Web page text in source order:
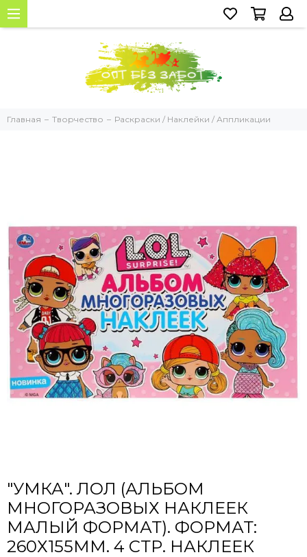
Главная Творчество Раскраски / Наклейки / Аппликации
"УМКА". ЛОЛ (АЛЬБОМ
МНОГОРАЗОВЫХ НАКЛЕЕК
МАЛЫЙ ФОРМАТ). ФОРМАТ:
260Х155ММ. 4 СТР. НАКЛЕЕК